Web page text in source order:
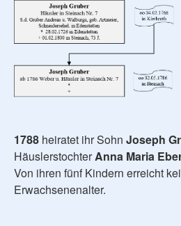
1788 heiratet ihr Sohn Joseph
HäuslerstochterAnna Maria
Von ihren fünf Kindern erreicht
Erwachsenenalter.